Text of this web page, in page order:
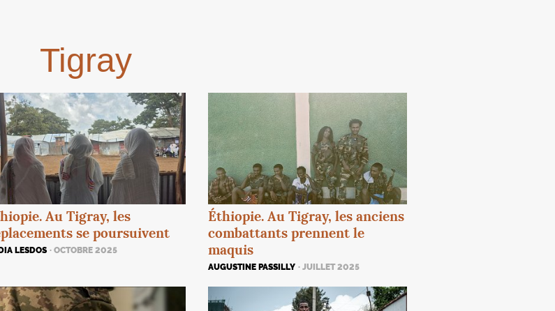
Tigray
Au Tigray, les
se poursuivent
LESDOS · OCTOBRE 2025
Éthiopie. Au Tigray, les anciens
combattants prennent le
maquis
AUGUSTINE PASSILLY · JUILLET 2025